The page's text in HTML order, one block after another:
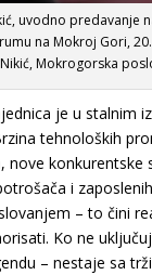
uvodno predavanje
na Mokroj Gori,
Mokrogorska
je u stalnim
tehnoloških
nove konkurentske
i
– to čini
Ko ne
– nestaje sa